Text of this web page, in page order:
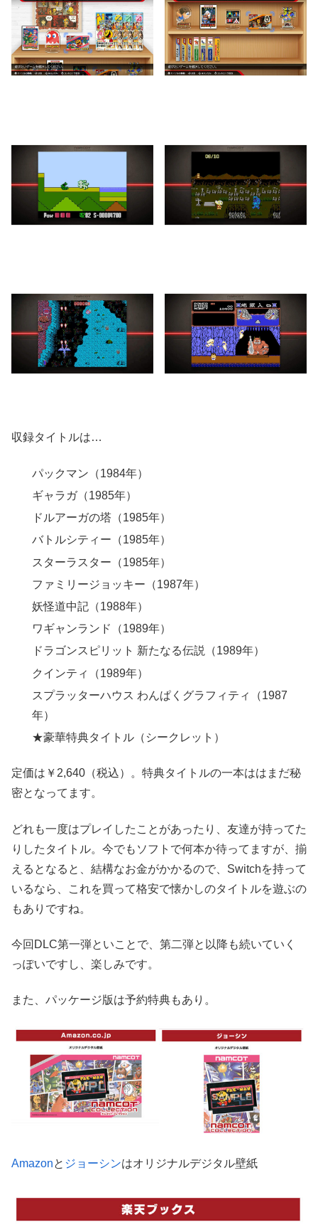
収録タイトルは…
パックマン（1984年）
ギャラガ（1985年）
ドルアーガの塔（1985年）
バトルシティー（1985年）
スターラスター（1985年）
ファミリージョッキー（1987年）
妖怪道中記（1988年）
ワギャンランド（1989年）
ドラゴンスピリット 新たなる伝説（1989年）
クインティ（1989年）
スプラッターハウス わんぱくグラフィティ（1987
年）
★豪華特典タイトル（シークレット）
定価は￥2,640（税込）。特典タイトルの一本ははまだ秘
密となってます。
どれも一度はプレイしたことがあったり、友達が持ってた
りしたタイトル。今でもソフトで何本か待ってますが、揃
えるとなると、結構なお金がかかるので、Switchを持って
いるなら、これを買って格安で懐かしのタイトルを遊ぶの
もありですね。
今回DLC第一弾といことで、第二弾と以降も続いていく
っぽいですし、楽しみです。
また、パッケージ版は予約特典もあり。
Amazonと ジョーシンはオリジナルデジタル壁紙